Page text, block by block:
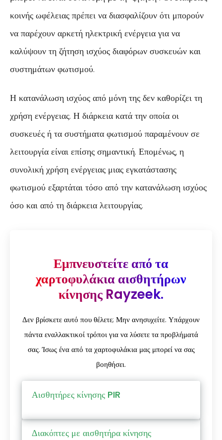
κοινής ωφέλειας πρέπει να διασφαλίζουν ότι μπορούν
να παρέχουν αρκετή ηλεκτρική ενέργεια για να
καλύψουν τη ζήτηση ισχύος διαφόρων συσκευών και
συστημάτων φωτισμού.
Η κατανάλωση ισχύος από μόνη της δεν καθορίζει τη
χρήση ενέργειας. Η διάρκεια κατά την οποία οι
συσκευές ή τα συστήματα φωτισμού παραμένουν σε
λειτουργία είναι επίσης σημαντική. Επομένως, η
συνολική χρήση ενέργειας μιας εγκατάστασης
φωτισμού εξαρτάται τόσο από την κατανάλωση ισχύος
όσο και από τη διάρκεια λειτουργίας.
Εμπνευστείτε από τα
χαρτοφυλάκια αισθητήρων
κίνησης Rayzeek.
Δεν βρίσκετε αυτό που θέλετε; Μην ανησυχείτε. Υπάρχουν
πάντα εναλλακτικοί τρόποι για να λύσετε τα προβλήματά
σας. Ίσως ένα από τα χαρτοφυλάκια μας μπορεί να σας
βοηθήσει.
Αισθητήρες κίνησης PIR
Διακόπτες με αισθητήρα κίνησης